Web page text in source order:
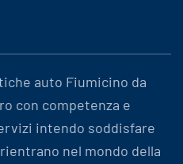
auto Fiumicino da
con competenza e
intendo soddisfare
nel mondo della